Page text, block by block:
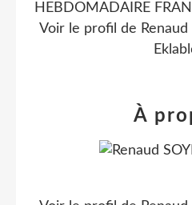
HEBDOMADAIRE
Voir le profil de Renaud
À